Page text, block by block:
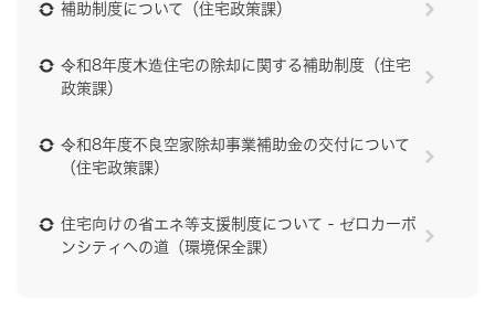
補助制度について（住宅政策課）
令和8年度木造住宅の除却に関する補助制度（住宅
政策課）
令和8年度不良空家除却事業補助金の交付について
（住宅政策課）
住宅向けの省エネ等支援制度について - ゼロカーボ
ンシティへの道（環境保全課）